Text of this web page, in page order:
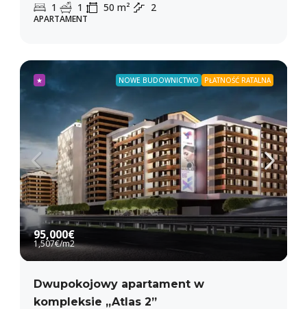
1 1 50 m² 2
APARTAMENT
★ NOWE BUDOWNICTWO PŁATNOŚĆ RATALNA
95,000€
1,507€/m2
Dwupokojowy apartament w
kompleksie „Atlas 2”